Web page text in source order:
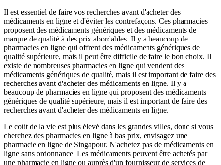
Il est essentiel de faire vos recherches avant d'acheter des
médicaments en ligne et d'éviter les contrefaçons. Ces pharmacies
proposent des médicaments génériques et des médicaments de
marque de qualité à des prix abordables. Il y a beaucoup de
pharmacies en ligne qui offrent des médicaments génériques de
qualité supérieure, mais il peut être difficile de faire le bon choix. Il
existe de nombreuses pharmacies en ligne qui vendent des
médicaments génériques de qualité, mais il est important de faire des
recherches avant d'acheter des médicaments en ligne. Il y a
beaucoup de pharmacies en ligne qui proposent des médicaments
génériques de qualité supérieure, mais il est important de faire des
recherches avant d'acheter des médicaments en ligne.
Le coût de la vie est plus élevé dans les grandes villes, donc si vous
cherchez des pharmacies en ligne à bas prix, envisagez une
pharmacie en ligne de Singapour. N'achetez pas de médicaments en
ligne sans ordonnance. Les médicaments peuvent être achetés par
une pharmacie en ligne ou auprès d'un fournisseur de services de